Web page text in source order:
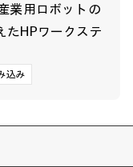
業用ロボットの
たHPワークステ
込み